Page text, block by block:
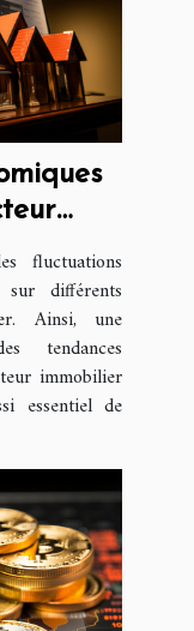
fluctuations
différents
Ainsi, une
tendances
immobilier
essentiel de